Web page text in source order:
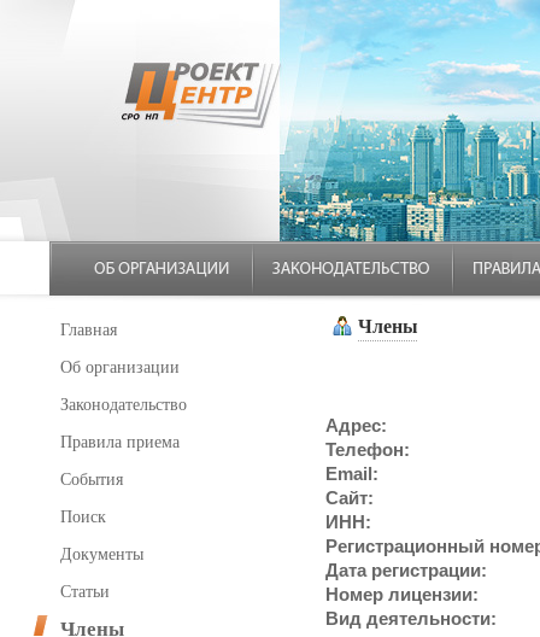
Главная
Об организации
Законодательство
Правила приема
События
Поиск
Документы
Статьи
Члены
Члены
Адрес:
Телефон:
Email:
Сайт:
ИНН:
Регистрационный
Дата регистрации:
Номер лицензии:
Вид деятельности: